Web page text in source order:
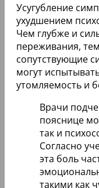
Усугубление
ухудшением
Чем глубже и
переживания,
сопутствующие
могут
утомляемость и
Врачи
пояснице
так и
Согласно
эта боль
такими как